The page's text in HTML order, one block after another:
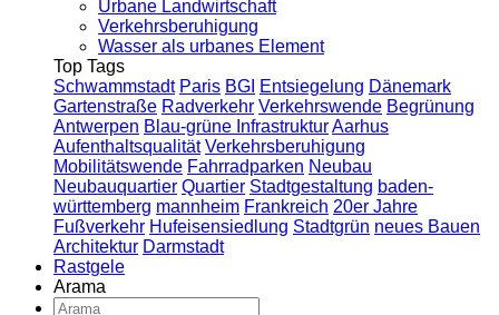
Urbane Landwirtschaft
Verkehrsberuhigung
Wasser als urbanes Element
Top Tags
Schwammstadt Paris BGI Entsiegelung Dänemark
Gartenstraße Radverkehr Verkehrswende Begrünung
Antwerpen Blau-grüne InfrastrukturAarhus
Aufenthaltsqualität Verkehrsberuhigung
Mobilitätswende Fahrradparken Neubau
Neubauquartier Quartier Stadtgestaltung baden-
württemberg mannheim Frankreich 20er Jahre
Fußverkehr Hufeisensiedlung Stadtgrün neues Bauen
Architektur Darmstadt
Rastgele
Arama